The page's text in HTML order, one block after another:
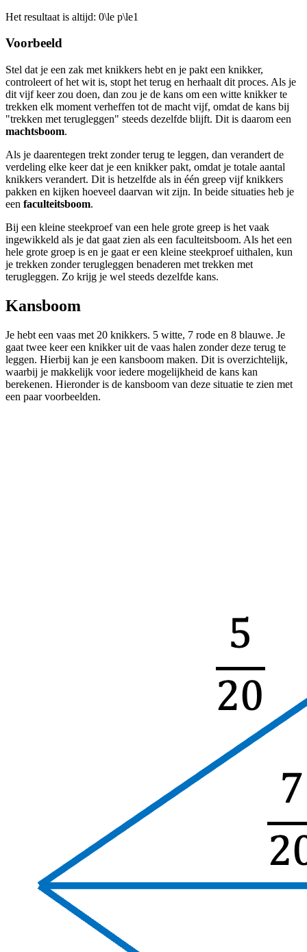
Het resultaat is altijd: 0\le p\le1
Voorbeeld
Stel dat je een zak met knikkers hebt en je pakt een knikker,
controleert of het wit is, stopt het terug en herhaalt dit proces. Als je
dit vijf keer zou doen, dan zou je de kans om een witte knikker te
trekken elk moment verheffen tot de macht vijf, omdat de kans bij
"trekken met terugleggen" steeds dezelfde blijft. Dit is daarom een
machtsboom.
Als je daarentegen trekt zonder terug te leggen, dan verandert de
verdeling elke keer dat je een knikker pakt, omdat je totale aantal
knikkers verandert. Dit is hetzelfde als in één greep vijf knikkers
pakken en kijken hoeveel daarvan wit zijn. In beide situaties heb je
een faculteitsboom.
Bij een kleine steekproef van een hele grote greep is het vaak
ingewikkeld als je dat gaat zien als een faculteitsboom. Als het een
hele grote groep is en je gaat er een kleine steekproef uithalen, kun
je trekken zonder terugleggen benaderen met trekken met
terugleggen. Zo krijg je wel steeds dezelfde kans.
Kansboom
Je hebt een vaas met 20 knikkers. 5 witte, 7 rode en 8 blauwe. Je
gaat twee keer een knikker uit de vaas halen zonder deze terug te
leggen. Hierbij kan je een kansboom maken. Dit is overzichtelijk,
waarbij je makkelijk voor iedere mogelijkheid de kans kan
berekenen. Hieronder is de kansboom van deze situatie te zien met
een paar voorbeelden.